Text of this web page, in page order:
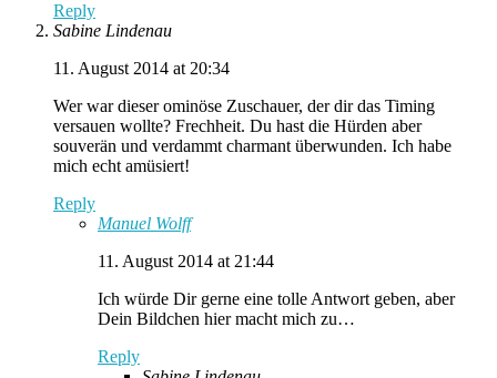
Reply
Sabine Lindenau
11. August 2014 at 20:34
Wer war dieser ominöse Zuschauer, der dir das Timing
versauen wollte? Frechheit. Du hast die Hürden aber
souverän und verdammt charmant überwunden. Ich habe
mich echt amüsiert!
Reply
Manuel Wolff
11. August 2014 at 21:44
Ich würde Dir gerne eine tolle Antwort geben, aber
Dein Bildchen hier macht mich zu…
Reply